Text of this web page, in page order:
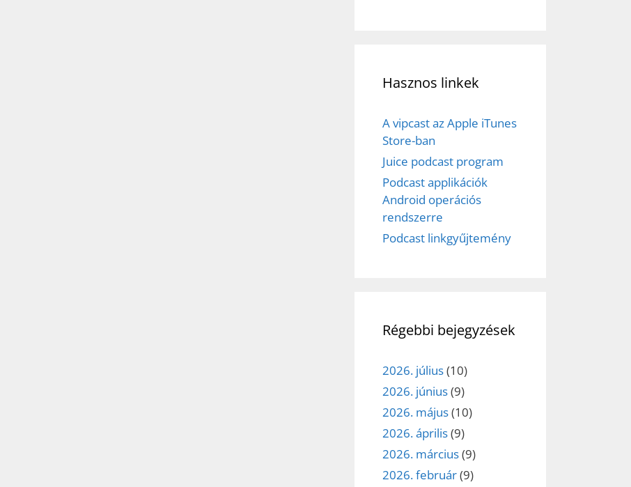
Hasznos linkek
A vipcast az Apple iTunes
Store-ban
Juice podcast program
Podcast applikációk
Android operációs
rendszerre
Podcast linkgyűjtemény
Régebbi bejegyzések
2026. július(10)
2026. június(9)
2026. május(10)
2026. április(9)
2026. március(9)
2026. február(9)